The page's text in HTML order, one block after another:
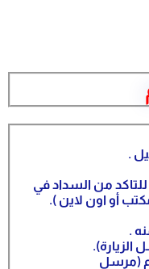
.
من السداد في
أو اون لاين ).
.
الزيارة).
(مرسل